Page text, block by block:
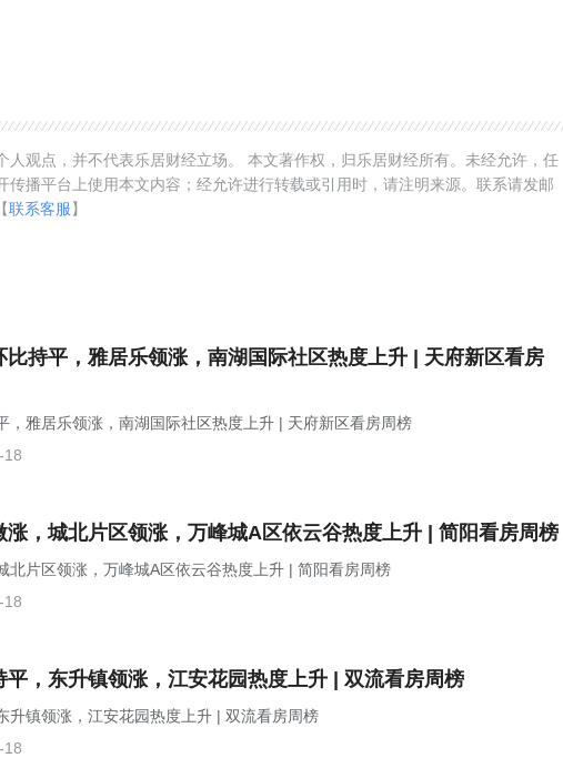
人观点，并不代表乐居财经立场。 本文著作权，归乐居财经所有。未经允许，任
传播平台上使用本文内容；经允许进行转载或引用时，请注明来源。联系请发邮
联系客服】
比持平，雅居乐领涨，南湖国际社区热度上升 | 天府新区看房
，雅居乐领涨，南湖国际社区热度上升 | 天府新区看房周榜
18
，城北片区领涨，万峰城A区依云谷热度上升 | 简阳看房周榜
北片区领涨，万峰城A区依云谷热度上升 | 简阳看房周榜
18
，东升镇领涨，江安花园热度上升 | 双流看房周榜
升镇领涨，江安花园热度上升 | 双流看房周榜
18